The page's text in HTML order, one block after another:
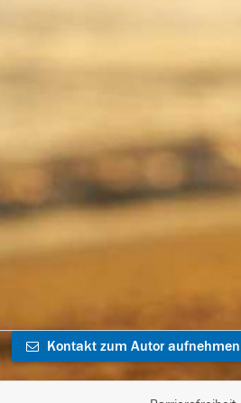
Kontakt zum Autor aufnehmen